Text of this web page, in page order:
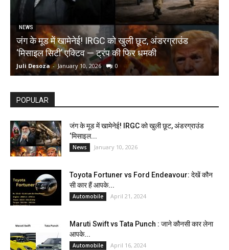
NEWS
जंग के मूड में खामेनेई! IRGC को खुली छूट, अंडरग्राउंड
‘मिसाइल सिटी’ एक्टिव — ट्रंप की फिर धमकी
Juli Desoza - January 10, 2026 0
POPULAR
जंग के मूड में खामेनेई! IRGC को खुली छूट, अंडरग्राउंड
‘मिसाइल...
News January 10, 2026
Toyota Fortuner vs Ford Endeavour: देखें कौन
सी कार हैं आपके...
Automobile April 21, 2024
Maruti Swift vs Tata Punch : जाने कौनसी कार लेना
आपके...
Automobile April 16, 2024